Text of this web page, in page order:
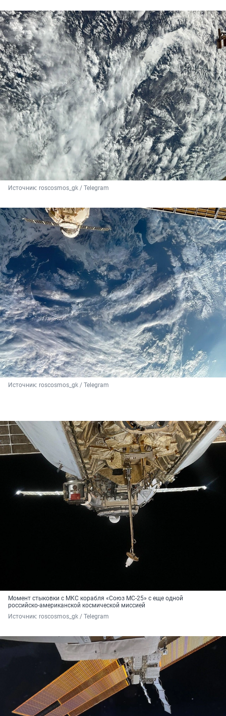
Источник: roscosmos_gk / Telegram
Источник: roscosmos_gk / Telegram
Момент стыковки с МКС корабля «Союз МС-25» с еще одной
российско-американской космической миссией
Источник: roscosmos_gk / Telegram